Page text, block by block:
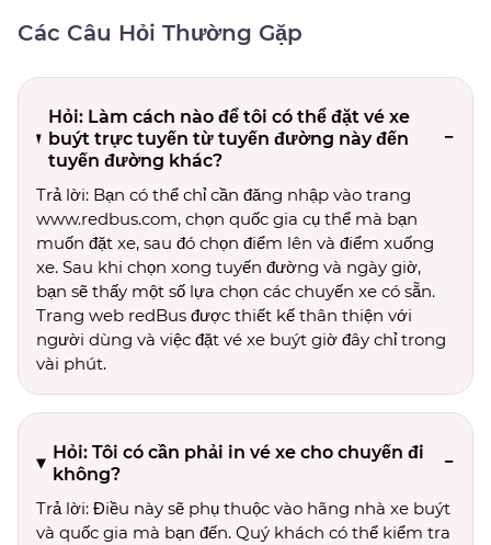
Các Câu Hỏi Thường Gặp
Hỏi: Làm cách nào để tôi có thể đặt vé xe
buýt trực tuyến từ tuyến đường này đến
tuyến đường khác?
Trả lời: Bạn có thể chỉ cần đăng nhập vào trang
www.redbus.com, chọn quốc gia cụ thể mà bạn
muốn đặt xe, sau đó chọn điểm lên và điểm xuống
xe. Sau khi chọn xong tuyến đường và ngày giờ,
bạn sẽ thấy một số lựa chọn các chuyến xe có sẵn.
Trang web redBus được thiết kế thân thiện với
người dùng và việc đặt vé xe buýt giờ đây chỉ trong
vài phút.
Hỏi: Tôi có cần phải in vé xe cho chuyến đi
không?
Trả lời: Điều này sẽ phụ thuộc vào hãng nhà xe buýt
và quốc gia mà bạn đến. Quý khách có thể kiểm tra